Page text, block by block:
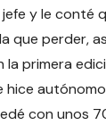
y le conté
que perder,
primera
hice
con unos